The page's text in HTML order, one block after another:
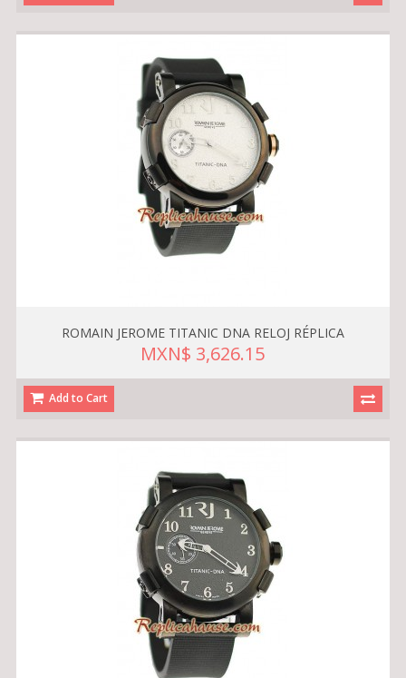
ROMAIN JEROME TITANIC DNA RELOJ RÉPLICA
MXN$ 3,626.15
Add to Cart